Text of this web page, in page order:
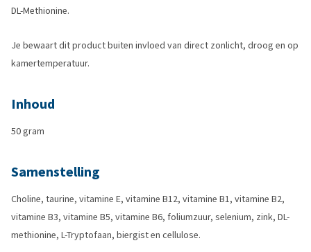
DL-Methionine.
Je bewaart dit product buiten invloed van direct zonlicht, droog en op
kamertemperatuur.
Inhoud
50 gram
Samenstelling
Choline, taurine, vitamine E, vitamine B12, vitamine B1, vitamine B2,
vitamine B3, vitamine B5, vitamine B6, foliumzuur, selenium, zink, DL-
methionine, L-Tryptofaan, biergist en cellulose.